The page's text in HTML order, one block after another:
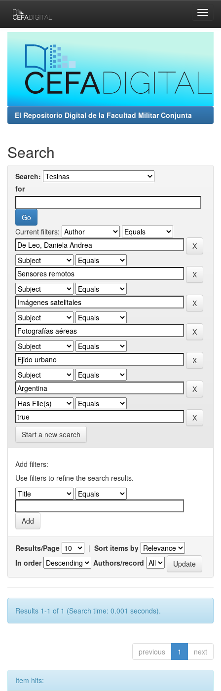
navigation
El Repositorio Digital de la Facultad Militar Conjunta
Search
Search:
for
Current filters:
Start a new search
Add filters:
Use filters to refine the search results.
Results/Page | Sort items by
In order
Authors/record
Results 1-1 of 1 (Search time: 0.001 seconds).
previous 1 next
Item hits: